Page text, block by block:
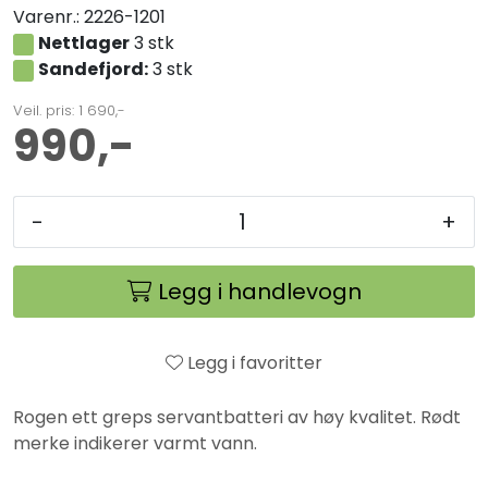
Varenr.: 2226-1201
Nettlager3 stk
Sandefjord:3 stk
Veil. pris: 1 690,-
990,-
- +
Legg i handlevogn
Legg i favoritter
Rogen ett greps servantbatteri av høy kvalitet. Rødt
merke indikerer varmt vann.